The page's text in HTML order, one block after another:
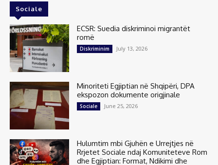
Sociale
ECSR: Suedia diskriminoi migrantët
romë
Diskriminim July 13, 2026
Minoriteti Egjiptian në Shqipëri, DPA
ekspozon dokumente origjinale
Sociale June 25, 2026
Hulumtim mbi Gjuhën e Urrejtjes në
Rrjetet Sociale ndaj Komuniteteve Rom
dhe Egjiptian: Format, Ndikimi dhe